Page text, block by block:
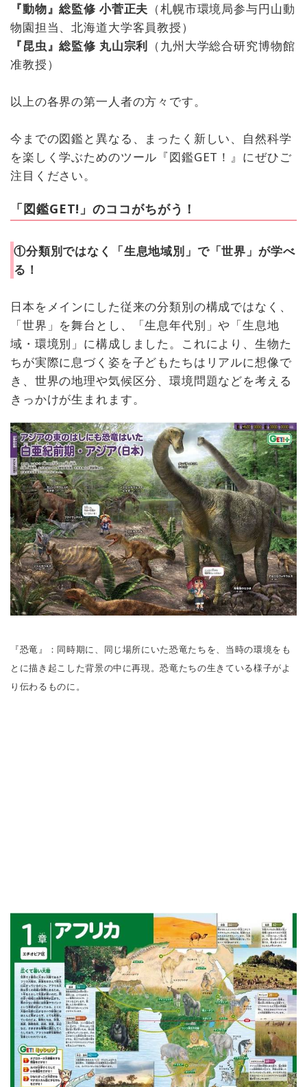
『動物』総監修 小菅正夫 （札幌市環境局参与円山動
物園担当、北海道大学客員教授）
『昆虫』総監修 丸山宗利 （九州大学総合研究博物館
准教授）
以上の各界の第一人者の方々です。
今までの図鑑と異なる、まったく新しい、自然科学
を楽しく学ぶためのツール『図鑑GET！』にぜひご
注目ください。
「図鑑GET!」のココがちがう！
①分類別ではなく「生息地域別」で「世界」が学べ
る！
日本をメインにした従来の分類別の構成ではなく、
「世界」を舞台とし、「生息年代別」や「生息地
域・環境別」に構成しました。これにより、生物た
ちが実際に息づく姿を子どもたちはリアルに想像で
き、世界の地理や気候区分、環境問題などを考える
きっかけが生まれます。
『恐竜』：同時期に、同じ場所にいた恐竜たちを、当時の環境をも
とに描き起こした背景の中に再現。恐竜たちの生きている様子がよ
り伝わるものに。